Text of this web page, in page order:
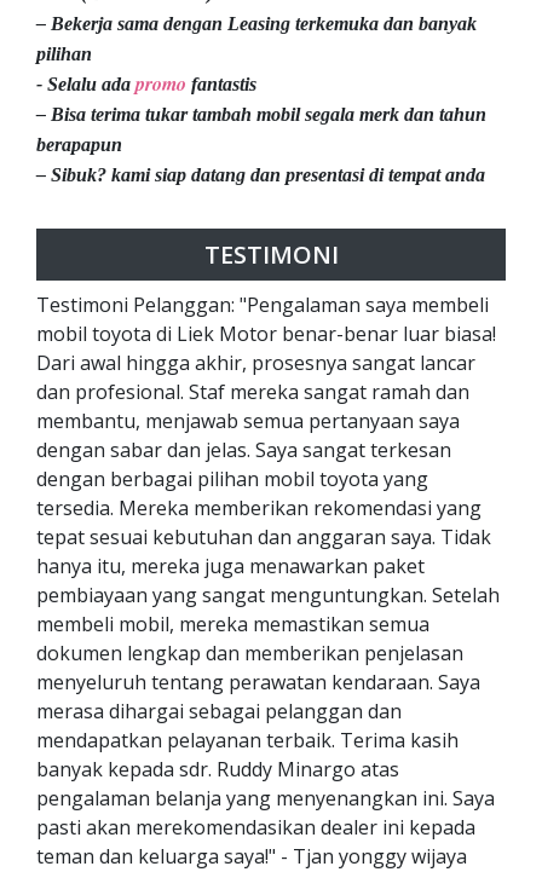
– Bekerja sama dengan Leasing terkemuka dan banyak
pilihan
- Selalu ada promo fantastis
– Bisa terima tukar tambah mobil segala merk dan tahun
berapapun
– Sibuk? kami siap datang dan presentasi di tempat anda
TESTIMONI
Testimoni Pelanggan: "Pengalaman saya membeli
mobil toyota di Liek Motor benar-benar luar biasa!
Dari awal hingga akhir, prosesnya sangat lancar
dan profesional. Staf mereka sangat ramah dan
membantu, menjawab semua pertanyaan saya
dengan sabar dan jelas. Saya sangat terkesan
dengan berbagai pilihan mobil toyota yang
tersedia. Mereka memberikan rekomendasi yang
tepat sesuai kebutuhan dan anggaran saya. Tidak
hanya itu, mereka juga menawarkan paket
pembiayaan yang sangat menguntungkan. Setelah
membeli mobil, mereka memastikan semua
dokumen lengkap dan memberikan penjelasan
menyeluruh tentang perawatan kendaraan. Saya
merasa dihargai sebagai pelanggan dan
mendapatkan pelayanan terbaik. Terima kasih
banyak kepada sdr. Ruddy Minargo atas
pengalaman belanja yang menyenangkan ini. Saya
pasti akan merekomendasikan dealer ini kepada
teman dan keluarga saya!" - Tjan yonggy wijaya